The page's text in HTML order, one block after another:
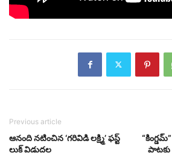
Previous article
ఆనంది నటించిన ‘గరివిడి లక్ష్మి’ ఫస్ట్
లుక్ విడుదల
పాటకు